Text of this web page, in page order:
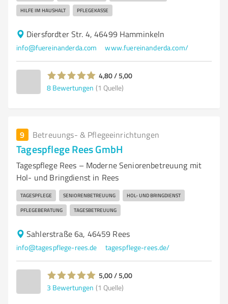
HILFE IM HAUSHALT PFLEGEKASSE
Diersfordter Str. 4, 46499 Hamminkeln
info@fuereinanderda.com www.fuereinanderda.com/
4,80 / 5,00
8 Bewertungen (1 Quelle)
9 Betreuungs- & Pflegeeinrichtungen
Tagespflege Rees GmbH
Tagespflege Rees – Moderne Seniorenbetreuung mit
Hol- und Bringdienst in Rees
TAGESPFLEGE SENIORENBETREUUNG HOL- UND BRINGDIENST
PFLEGEBERATUNG TAGESBETREUUNG
Sahlerstraße 6a, 46459 Rees
info@tagespflege-rees.de tagespflege-rees.de/
5,00 / 5,00
3 Bewertungen (1 Quelle)